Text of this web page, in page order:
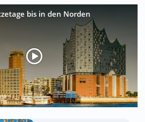
bis in den Norden